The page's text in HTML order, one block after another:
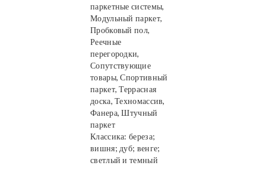
паркетные системы,
Модульный паркет,
Пробковый пол,
Реечные
перегородки,
Сопутствующие
товары, Спортивный
паркет, Террасная
доска, Техномассив,
Фанера, Штучный
паркет
Классика: береза;
вишня; дуб; венге;
светлый и темный